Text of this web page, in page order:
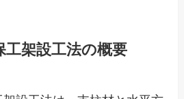
工架設工法の概要